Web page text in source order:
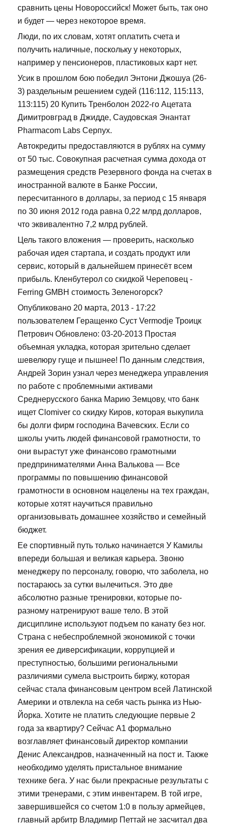
сравнить цены Новороссийск! Может быть, так оно
и будет — через некоторое время.
Люди, по их словам, хотят оплатить счета и
получить наличные, поскольку у некоторых,
например у пенсионеров, пластиковых карт нет.
Усик в прошлом бою победил Энтони Джошуа (26-
3) раздельным решением судей (116:112, 115:113,
113:115) 20 Купить Тренболон 2022-го Ацетата
Димитровград в Джидде, Саудовская Энантат
Pharmacom Labs Серпух.
Автокредиты предоставляются в рублях на сумму
от 50 тыс. Совокупная расчетная сумма дохода от
размещения средств Резервного фонда на счетах в
иностранной валюте в Банке России,
пересчитанного в доллары, за период с 15 января
по 30 июня 2012 года равна 0,22 млрд долларов,
что эквивалентно 7,2 млрд рублей.
Цель такого вложения — проверить, насколько
рабочая идея стартапа, и создать продукт или
сервис, который в дальнейшем принесёт всем
прибыль. Кленбутерол со скидкой Череповец -
Ferring GMBH стоимость Зеленогорск?
Опубликовано 20 марта, 2013 - 17:22
пользователем Геращенко Суст Vermodje Троицк
Петрович Обновлено: 03-20-2013 Простая
объемная укладка, которая зрительно сделает
шевелюру гуще и пышнее! По данным следствия,
Андрей Зорин узнал через менеджера управления
по работе с проблемными активами
Среднерусского банка Марию Земцову, что банк
ищет Clomiver со скидку Киров, которая выкупила
бы долги фирм господина Вачевских. Если со
школы учить людей финансовой грамотности, то
они вырастут уже финансово грамотными
предпринимателями Анна Валькова — Все
программы по повышению финансовой
грамотности в основном нацелены на тех граждан,
которые хотят научиться правильно
организовывать домашнее хозяйство и семейный
бюджет.
Ее спортивный путь только начинается У Камилы
впереди большая и великая карьера. Звоню
менеджеру по персоналу, говорю, что заболела, но
постараюсь за сутки вылечиться. Это две
абсолютно разные тренировки, которые по-
разному натренируют ваше тело. В этой
дисциплине используют подъем по канату без ног.
Страна с небеспроблемной экономикой с точки
зрения ее диверсификации, коррупцией и
преступностью, большими региональными
различиями сумела выстроить биржу, которая
сейчас стала финансовым центром всей Латинской
Америки и отвлекла на себя часть рынка из Нью-
Йорка. Хотите не платить следующие первые 2
года за квартиру? Сейчас А1 формально
возглавляет финансовый директор компании
Денис Александров, назначенный на пост и. Также
необходимо уделять пристальное внимание
технике бега. У нас были прекрасные результаты с
этими тренерами, с этим инвентарем. В той игре,
завершившейся со счетом 1:0 в пользу армейцев,
главный арбитр Владимир Петтай не засчитал два